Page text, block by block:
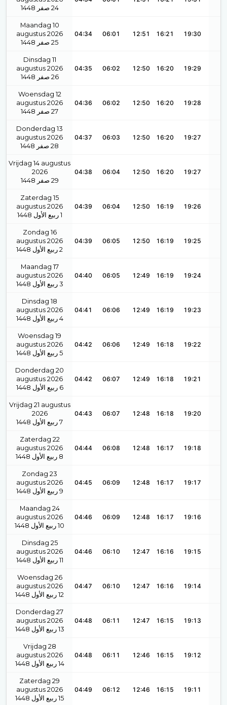
1448 صفر 24
Maandag 10
augustus 2026
1448 صفر 25
04:34 06:01 12:51 16:21 19:30
Dinsdag 11
augustus 2026
1448 صفر 26
04:35 06:02 12:50 16:20 19:29
Woensdag 12
augustus 2026
1448 صفر 27
04:36 06:02 12:50 16:20 19:28
Donderdag 13
augustus 2026
1448 صفر 28
04:37 06:03 12:50 16:20 19:27
Vrijdag 14 augustus
2026
1448 صفر 29
04:38 06:04 12:50 16:20 19:27
Zaterdag 15
augustus 2026
1448 ربيع الأول 1
04:39 06:04 12:50 16:19 19:26
Zondag 16
augustus 2026
1448 ربيع الأول 2
04:39 06:05 12:50 16:19 19:25
Maandag 17
augustus 2026
1448 ربيع الأول 3
04:40 06:05 12:49 16:19 19:24
Dinsdag 18
augustus 2026
1448 ربيع الأول 4
04:41 06:06 12:49 16:19 19:23
Woensdag 19
augustus 2026
1448 ربيع الأول 5
04:42 06:06 12:49 16:18 19:22
Donderdag 20
augustus 2026
1448 ربيع الأول 6
04:42 06:07 12:49 16:18 19:21
Vrijdag 21 augustus
2026
1448 ربيع الأول 7
04:43 06:07 12:48 16:18 19:20
Zaterdag 22
augustus 2026
1448 ربيع الأول 8
04:44 06:08 12:48 16:17 19:18
Zondag 23
augustus 2026
1448 ربيع الأول 9
04:45 06:09 12:48 16:17 19:17
Maandag 24
augustus 2026
1448 ربيع الأول 10
04:46 06:09 12:48 16:17 19:16
Dinsdag 25
augustus 2026
1448 ربيع الأول 11
04:46 06:10 12:47 16:16 19:15
Woensdag 26
augustus 2026
1448 ربيع الأول 12
04:47 06:10 12:47 16:16 19:14
Donderdag 27
augustus 2026
1448 ربيع الأول 13
04:48 06:11 12:47 16:15 19:13
Vrijdag 28
augustus 2026
1448 ربيع الأول 14
04:48 06:11 12:46 16:15 19:12
Zaterdag 29
augustus 2026
1448 ربيع الأول 15
04:49 06:12 12:46 16:15 19:11